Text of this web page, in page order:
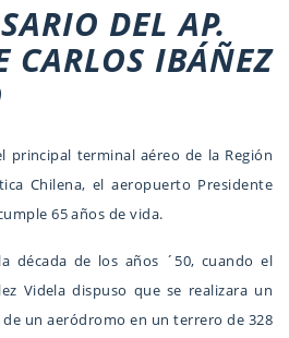
DEL AP.
CARLOS IBÁÑEZ
principal terminal aéreo de la Región
Chilena, el aeropuerto Presidente
65 años de vida.
década de los años ´50, cuando el
Videla dispuso que se realizara un
un aeródromo en un terrero de 328